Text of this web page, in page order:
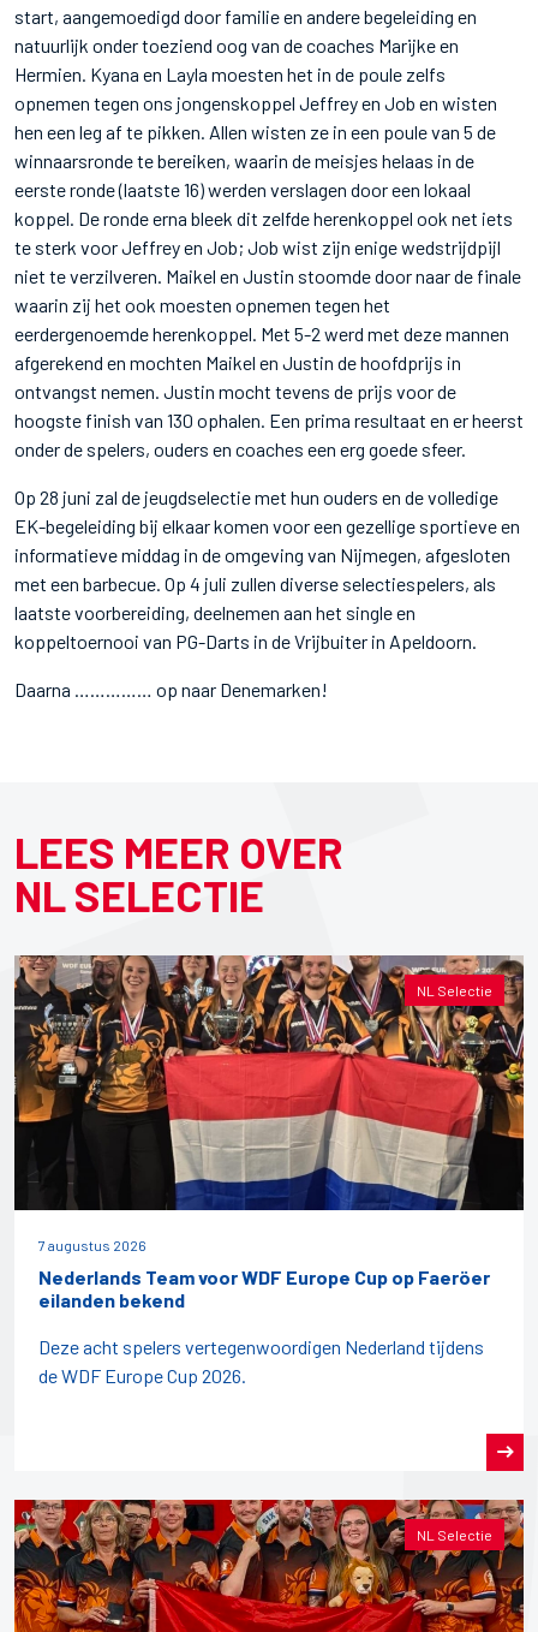
start, aangemoedigd door familie en andere begeleiding en
natuurlijk onder toeziend oog van de coaches Marijke en
Hermien. Kyana en Layla moesten het in de poule zelfs
opnemen tegen ons jongenskoppel Jeffrey en Job en wisten
hen een leg af te pikken. Allen wisten ze in een poule van 5 de
winnaarsronde te bereiken, waarin de meisjes helaas in de
eerste ronde (laatste 16) werden verslagen door een lokaal
koppel. De ronde erna bleek dit zelfde herenkoppel ook net iets
te sterk voor Jeffrey en Job; Job wist zijn enige wedstrijdpijl
niet te verzilveren. Maikel en Justin stoomde door naar de finale
waarin zij het ook moesten opnemen tegen het
eerdergenoemde herenkoppel. Met 5-2 werd met deze mannen
afgerekend en mochten Maikel en Justin de hoofdprijs in
ontvangst nemen. Justin mocht tevens de prijs voor de
hoogste finish van 130 ophalen. Een prima resultaat en er heerst
onder de spelers, ouders en coaches een erg goede sfeer.
Op 28 juni zal de jeugdselectie met hun ouders en de volledige
EK-begeleiding bij elkaar komen voor een gezellige sportieve en
informatieve middag in de omgeving van Nijmegen, afgesloten
met een barbecue. Op 4 juli zullen diverse selectiespelers, als
laatste voorbereiding, deelnemen aan het single en
koppeltoernooi van PG-Darts in de Vrijbuiter in Apeldoorn.
Daarna …………… op naar Denemarken!
LEES MEER OVER
NL SELECTIE
NL Selectie
7 augustus 2026
Nederlands Team voor WDF Europe Cup op Faeröer
eilanden bekend
Deze acht spelers vertegenwoordigen Nederland tijdens
de WDF Europe Cup 2026.
NL Selectie